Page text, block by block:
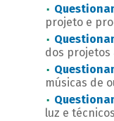
projeto e
dos projetos
músicas de
luz e